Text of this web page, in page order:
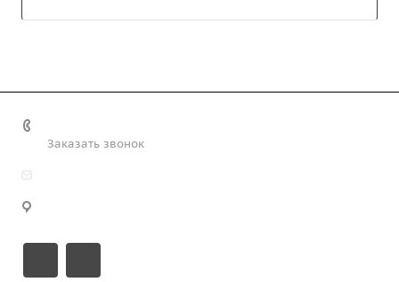
Заказать звонок